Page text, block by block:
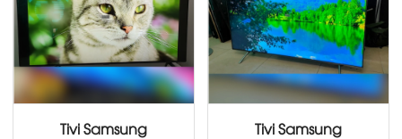
Tivi Samsung
Tivi Samsung